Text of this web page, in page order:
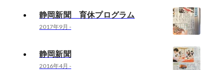
静岡新聞 育休プログラム
2017年9月 -
静岡新聞
2016年4月 -